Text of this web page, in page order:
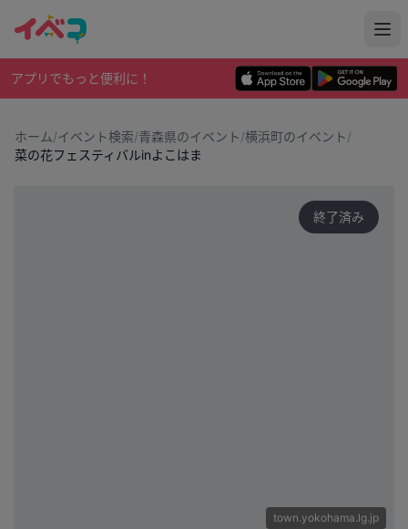
アプリでもっと便利に！
ホーム/イベント検索/青森県のイベント/横浜町のイベント/
菜の花フェスティバルinよこはま
town.yokohama.lg.jp
終了済み